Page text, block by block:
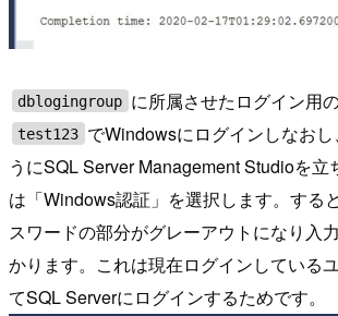
dblogingroup に所属させたログイン用
test123 でWindowsにログインしなお
うにSQL Server Management Studioを立
は「Windows認証」を選択します。する
スワードの部分がグレーアウトになり入
かります。これは現在ログインしている
てSQL Serverにログインするためです。